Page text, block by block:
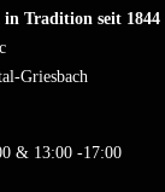
Tradition seit 1844
Griesbach
& 13:00 -17:00